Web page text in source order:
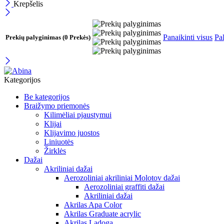
Krepšelis
Prekių palyginimas (0 Prekės) Panaikinti visus
Kategorijos
Be kategorijos
Braižymo priemonės
Kilimėliai pjaustymui
Klijai
Klijavimo juostos
Liniuotės
Žirklės
Dažai
Akriliniai dažai
Aerozoliniai akriliniai Molotov dažai
Aerozoliniai graffiti dažai
Akriliniai dažai
Akrilas Apa Color
Akrilas Graduate acrylic